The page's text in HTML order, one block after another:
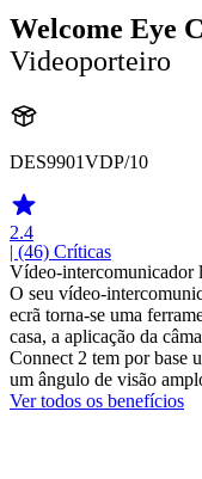
Welcome Eye
Videoporteiro
DES9901VDP/10
2.4
| (46) Críticas
Vídeo-intercomunicador
O seu vídeo-
ecrã torna-se uma
casa, a aplicação da
Connect 2 tem por base
um ângulo de visão
Ver todos os benefícios